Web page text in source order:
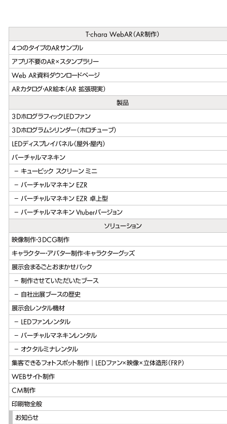
T-chara WebAR（AR制作）
4つのタイプのARサンプル
アプリ不要のAR×スタンプラリー
Web AR資料ダウンロードページ
ARカタログ・AR絵本（AR 拡張現実）
製品
3DホログラフィックLEDファン
3Dホログラムシリンダー（ホロチューブ）
LEDディスプレイパネル（屋外・屋内）
バーチャルマネキン
キュービック スクリーン ミニ
バーチャルマネキン EZR
バーチャルマネキン EZR 卓上型
バーチャルマネキン Vtuberバージョン
ソリューション
映像制作・3DCG制作
キャラクター・アバター制作・キャラクターグッズ
展示会まるごとおまかせパック
制作させていただいたブース
自社出展ブースの歴史
展示会レンタル機材
LEDファンレンタル
バーチャルマネキンレンタル
オクタルミナレンタル
集客できるフォトスポット制作｜LEDファン×映像×立体造形（FRP）
WEBサイト制作
CM制作
印刷物全般
お知らせ